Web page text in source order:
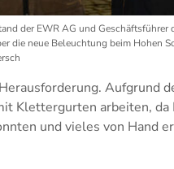
der EWR AG und Geschäftsführer
die neue Beleuchtung beim Hohen
Aufgrund
Klettergurten arbeiten, da
und vieles von Hand